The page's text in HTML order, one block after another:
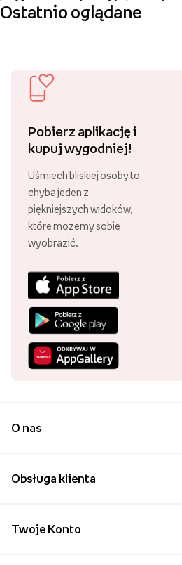
Ostatnio oglądane
Pobierz aplikację i
kupuj wygodniej!
Uśmiech bliskiej osoby to
chyba jeden z
piękniejszych widoków,
które możemy sobie
wyobrazić.
O nas
Obsługa klienta
Twoje Konto